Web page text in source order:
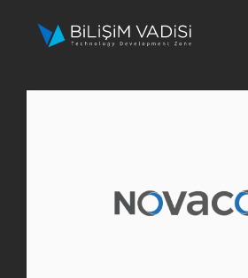
Hakkımızda
Programlar